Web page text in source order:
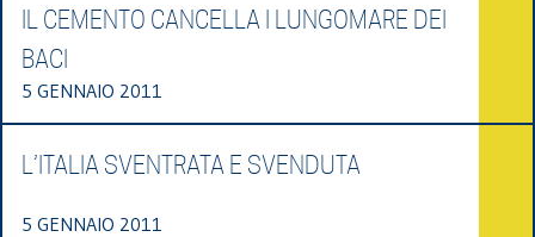
IL CEMENTO CANCELLA I LUNGOMARE DEI
BACI
5 GENNAIO 2011
L’ITALIA SVENTRATA E SVENDUTA
5 GENNAIO 2011